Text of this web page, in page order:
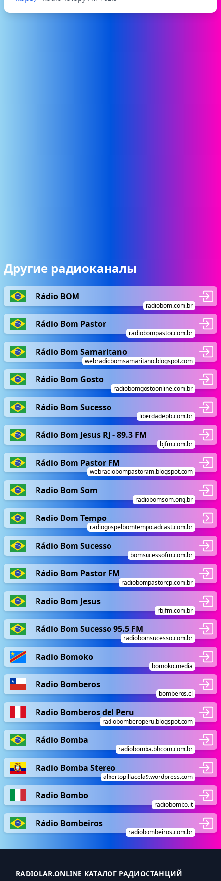
Другие радиоканалы
Rádio BOM
radiobom.com.br
Rádio Bom Pastor
radiobompastor.com.br
Rádio Bom Samaritano
webradiobomsamaritano.blogspot.com
Rádio Bom Gosto
radiobomgostoonline.com.br
Rádio Bom Sucesso
liberdadepb.com.br
Rádio Bom Jesus RJ - 89.3 FM
bjfm.com.br
Rádio Bom Pastor FM
webradiobompastoram.blogspot.com
Radio Bom Som
radiobomsom.ong.br
Radio Bom Tempo
radiogospelbomtempo.adcast.com.br
Rádio Bom Sucesso
bomsucessofm.com.br
Rádio Bom Pastor FM
radiobompastorcp.com.br
Radio Bom Jesus
rbjfm.com.br
Rádio Bom Sucesso 95.5 FM
radiobomsucesso.com.br
Radio Bomoko
bomoko.media
Radio Bomberos
bomberos.cl
Radio Bomberos del Peru
radiobomberoperu.blogspot.com
Rádio Bomba
radiobomba.bhcom.com.br
Radio Bomba Stereo
albertopillacela9.wordpress.com
Radio Bombo
radiobombo.it
Rádio Bombeiros
radiobombeiros.com.br
RADIOLAR.ONLINE КАТАЛОГ РАДИОСТАНЦИЙ